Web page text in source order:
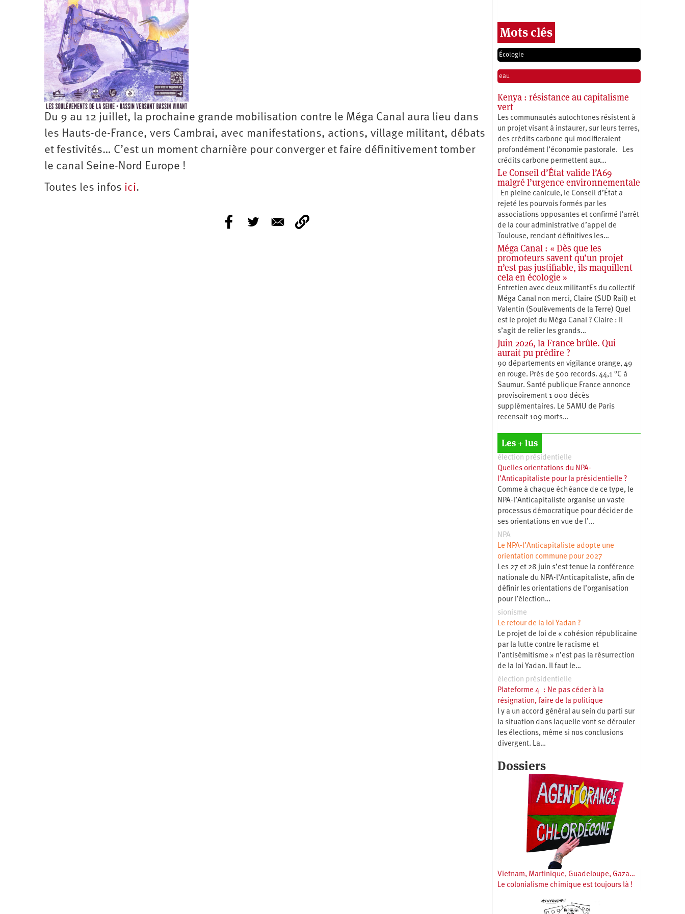
Hôpitaux
SNCF
Services
publics
LGBTI
Santé
Vidéos
Dans
mon
département
Amérique
du
Nord
Amérique
latine
Asie
Europe
Moyen-
Orient
Océanie
Du 9 au 12 juillet, la prochaine grande mobilisation contre le Méga Canal aura lieu dans
les Hauts-de-France, vers Cambrai, avec manifestations, actions, village militant, débats
et festivités… C’est un moment charnière pour converger et faire définitivement tomber
le canal Seine-Nord Europe !
Toutes les infos ici.
Mots clés
Écologie
eau
Kenya : résistance au capitalisme
vert
Les communautés autochtones résistent à
un projet visant à instaurer, sur leurs terres,
des crédits carbone qui modifieraient
profondément l’économie pastorale. Les
crédits carbone permettent aux…
Le Conseil d’État valide l’A69
malgré l’urgence environnementale
En pleine canicule, le Conseil d’État a
rejeté les pourvois formés par les
associations opposantes et confirmé l’arrêt
de la cour administrative d’appel de
Toulouse, rendant définitives les…
Méga Canal : « Dès que les
promoteurs savent qu’un projet
n’est pas justifiable, ils maquillent
cela en écologie »
Entretien avec deux militantEs du collectif
Méga Canal non merci, Claire (SUD Rail) et
Valentin (Soulèvements de la Terre) Quel
est le projet du Méga Canal ? Claire : Il
s’agit de relier les grands…
Juin 2026, la France brûle. Qui
aurait pu prédire ?
90 départements en vigilance orange, 49
en rouge. Près de 500 records. 44,1 °C à
Saumur. Santé publique France annonce
provisoirement 1 000 décès
supplémentaires. Le SAMU de Paris
recensait 109 morts…
Les + lus
élection présidentielle
Quelles orientations du NPA-
l’Anticapitaliste pour la présidentielle ?
Comme à chaque échéance de ce type, le
NPA-l’Anticapitaliste organise un vaste
processus démocratique pour décider de
ses orientations en vue de l’…
NPA
Le NPA-l’Anticapitaliste adopte une
orientation commune pour 2027
Les 27 et 28 juin s’est tenue la conférence
nationale du NPA-l’Anticapitaliste, afin de
définir les orientations de l’organisation
pour l’élection…
sionisme
Le retour de la loi Yadan ?
Le projet de loi de « cohésion républicaine
par la lutte contre le racisme et
l’antisémitisme » n’est pas la résurrection
de la loi Yadan. Il faut le…
élection présidentielle
Plateforme 4 : Ne pas céder à la
résignation, faire de la politique
l y a un accord général au sein du parti sur
la situation dans laquelle vont se dérouler
les élections, même si nos conclusions
divergent. La…
Dossiers
Vietnam, Martinique, Guadeloupe, Gaza…
Le colonialisme chimique est toujours là !